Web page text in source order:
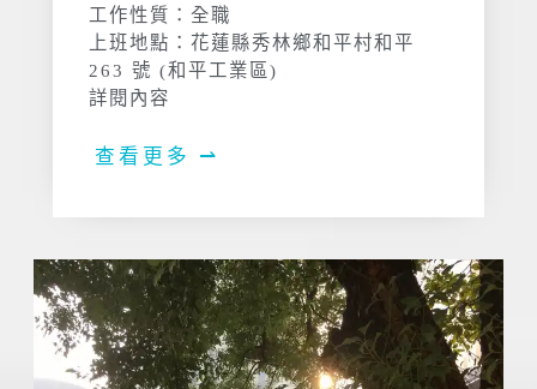
工作性質：全職
上班地點：花蓮縣秀林鄉和平村和平
263 號 (和平工業區)
詳閱內容
查看更多 ⇀